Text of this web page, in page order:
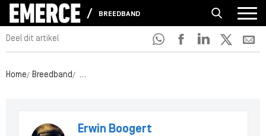
BREEDBAND
Deel dit artikel
Home Breedband Goedkeuring voor Starlink in bewegende
Erwin Boogert